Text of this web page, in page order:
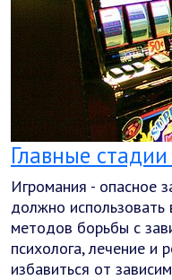
Главные
Игромания - опасное
должно использовать
методов борьбы с
психолога, лечение и
избавиться от